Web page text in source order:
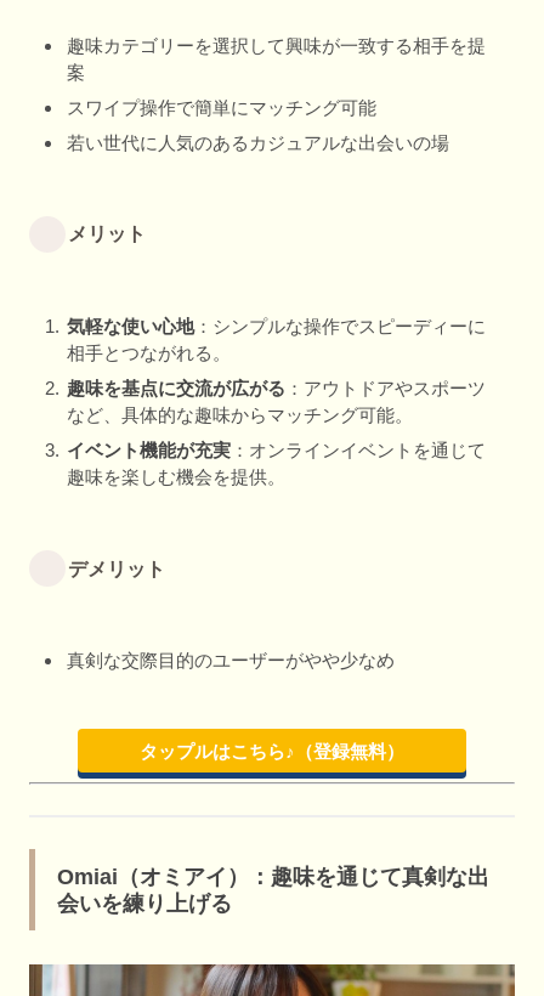
趣味カテゴリーを選択して興味が一致する相手を提
案
スワイプ操作で簡単にマッチング可能
若い世代に人気のあるカジュアルな出会いの場
メリット
気軽な使い心地：シンプルな操作でスピーディーに
相手とつながれる。
趣味を基点に交流が広がる ：アウトドアやスポーツ
など、具体的な趣味からマッチング可能。
イベント機能が充実 ：オンラインイベントを通じて
趣味を楽しむ機会を提供。
デメリット
真剣な交際目的のユーザーがやや少なめ
タップルはこちら♪（登録無料）
Omiai（オミアイ）：趣味を通じて真剣な出
会いを練り上げる